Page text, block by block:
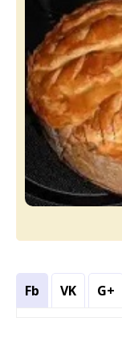
Fb VK G+